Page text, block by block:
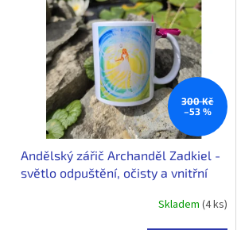
300 Kč
–53 %
Andělský zářič Archanděl Zadkiel -
světlo odpuštění, očisty a vnitřní
Skladem (4 ks)